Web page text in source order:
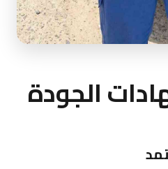
الجودة